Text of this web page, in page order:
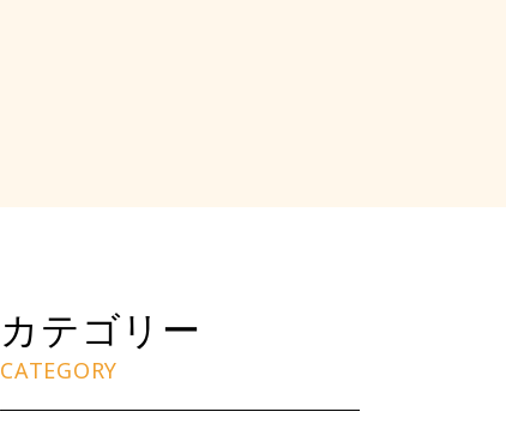
カテゴリー
CATEGORY